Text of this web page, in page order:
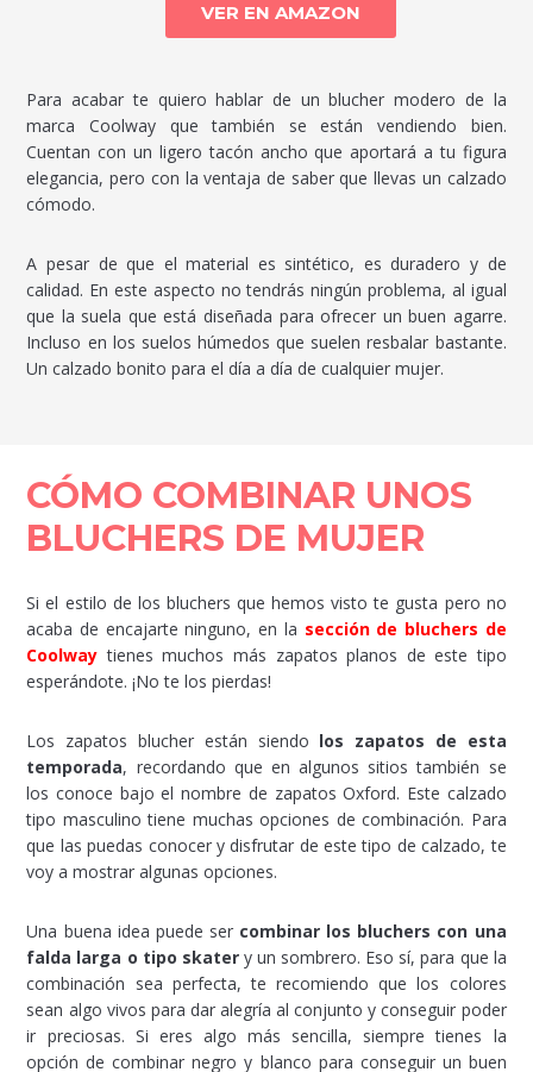
VER EN AMAZON
Para acabar te quiero hablar de un blucher modero de la
marca Coolway que también se están vendiendo bien.
Cuentan con un ligero tacón ancho que aportará a tu figura
elegancia, pero con la ventaja de saber que llevas un calzado
cómodo.
A pesar de que el material es sintético, es duradero y de
calidad. En este aspecto no tendrás ningún problema, al igual
que la suela que está diseñada para ofrecer un buen agarre.
Incluso en los suelos húmedos que suelen resbalar bastante.
Un calzado bonito para el día a día de cualquier mujer.
CÓMO COMBINAR UNOS
BLUCHERS DE MUJER
Si el estilo de los bluchers que hemos visto te gusta pero no
acaba de encajarte ninguno, en la sección de bluchers de
Coolway tienes muchos más zapatos planos de este tipo
esperándote. ¡No te los pierdas!
Los zapatos blucher están siendo los zapatos de esta
temporada, recordando que en algunos sitios también se
los conoce bajo el nombre de zapatos Oxford. Este calzado
tipo masculino tiene muchas opciones de combinación. Para
que las puedas conocer y disfrutar de este tipo de calzado, te
voy a mostrar algunas opciones.
Una buena idea puede ser combinar los bluchers con una
falda larga o tipo skatery un sombrero. Eso sí, para que la
combinación sea perfecta, te recomiendo que los colores
sean algo vivos para dar alegría al conjunto y conseguir poder
ir preciosas. Si eres algo más sencilla, siempre tienes la
opción de combinar negro y blanco para conseguir un buen